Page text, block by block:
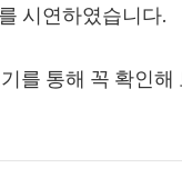
시연하였습니다.
를 통해 꼭 확인해